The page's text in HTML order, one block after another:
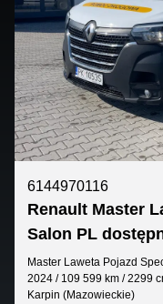
Faktura VAT 23% -
Posiadamy również
sprawdź
Finansowanie i
• Leasing, kredyt,
• Przyjmujemy auta w
W celu uzyskania
6144970116
Renault Master
Salon PL
Master Laweta Pojazd
2024 / 109 599 km / 2299
Karpin (Mazowieckie)